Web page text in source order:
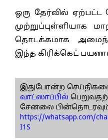
ஒரு தேர்வில் ஏற்பட்ட
முற்றுப்புள்ளியாக
தொடக்கமாக
இந்த கிரிக்கெட் பயணம்
இதுபோன்ற
வாட்ஸாப்பில்
சேனலை
https://whatsapp.com/
I1S